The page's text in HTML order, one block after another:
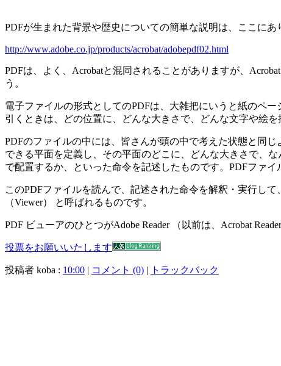
PDFが生まれた背景や歴史についての簡単な説明は、ここにあ
http://www.adobe.co.jp/products/acrobat/adobepdf02.html
PDFは、よく、Acrobatと混同されることがありますが、
う。
電子ファイルの形式としてのPDFは、大雑把にいうと紙のペ
引くときは、どの位置に、どんな大きさで、どんな文字や絵
PDFのファイルの中には、皆さんが頭の中で考えた状態と同
できる平面を定義し、その平面のどこに、どんな大きさで、
で配置するか、といった命令を記述したものです。PDFファ
このPDFファイルを読んで、記述された命令を解釈・実行し
（Viewer） と呼ばれるものです。
PDF ビューアのひとつがAdobe Reader （以前は、Acrobat
投票をお願いいたします
投稿者 koba : 10:00 | コメント (0) | トラックバック